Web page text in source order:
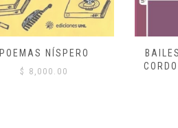
POEMAS NÍSPERO
$ 8,000.00